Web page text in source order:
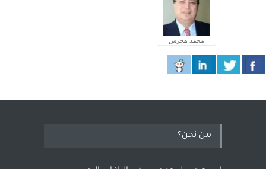
محمد هجرس
من نحن؟